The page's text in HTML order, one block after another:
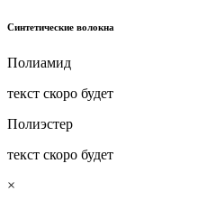
Синтетические волокна
Полиамид
текст скоро будет
Полиэстер
текст скоро будет
×